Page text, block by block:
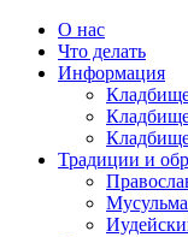
О нас
Что делать
Информация
Традиции и